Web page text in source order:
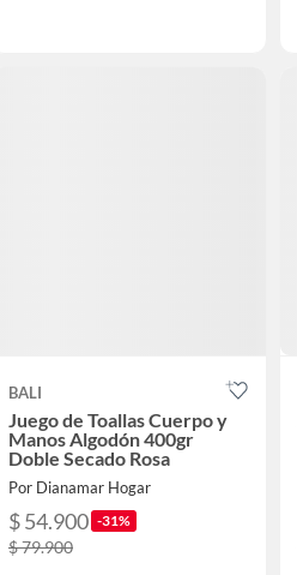
BALI
Juego de Toallas Cuerpo y
Manos Algodón 400gr
Doble Secado Rosa
Por Dianamar Hogar
$ 54.900 -31%
$ 79.900